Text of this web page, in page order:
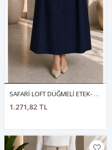
SAFARİ LOFT DÜĞMELİ ETEK- LACİVERT
1.271,82 TL